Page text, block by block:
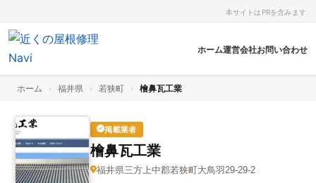
本サイトはPRを含みます
ホーム運営会社お問い合わせ
ホーム › 福井県 › 若狭町 › 檜鼻瓦工業
掲載業者
檜鼻瓦工業
福井県三方上中郡若狭町大鳥羽29-29-2